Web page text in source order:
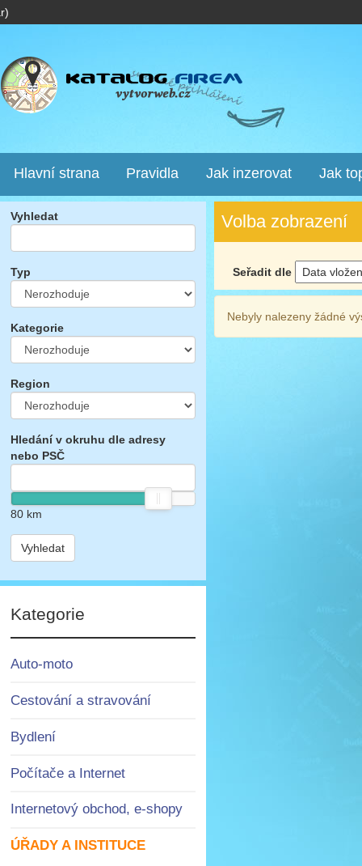
Hlavní strana Pravidla Jak inzerovat Jak
Vyhledat
Typ
Kategorie
Region
Hledání v okruhu dle adresy
nebo PSČ
80km
Vyhledat
Kategorie
Auto-moto
Cestování a stravování
Bydlení
Počítače a Internet
Internetový obchod, e-shopy
ÚŘADY A INSTITUCE
Volba zobrazení
Seřadit dle
Nebyly nalezeny žádné